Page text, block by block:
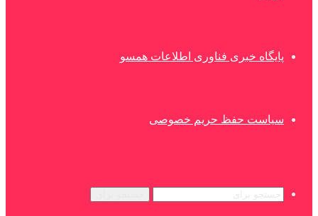
پایگاه خبری فناوری اطلاعات همسو
سیاست حفظ حریم خصوصی